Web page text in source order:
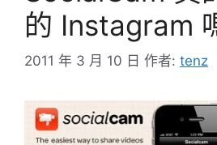
的 Instagram
2011 年 3 月 10 日 作者: tenz